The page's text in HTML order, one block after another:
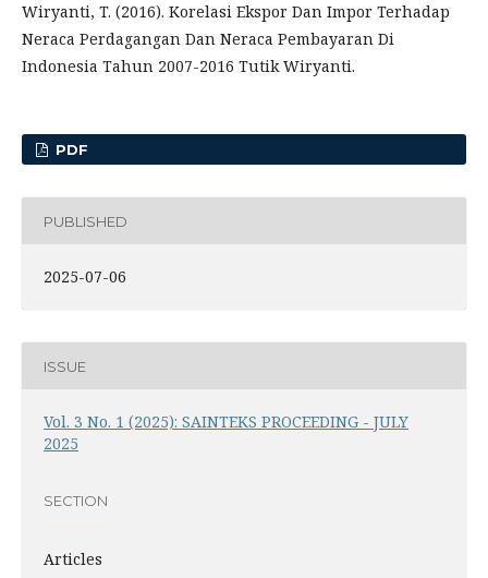
Wiryanti, T. (2016). Korelasi Ekspor Dan Impor Terhadap
Neraca Perdagangan Dan Neraca Pembayaran Di
Indonesia Tahun 2007-2016 Tutik Wiryanti.
PDF
PUBLISHED
2025-07-06
ISSUE
Vol. 3 No. 1 (2025): SAINTEKS PROCEEDING - JULY
2025
SECTION
Articles